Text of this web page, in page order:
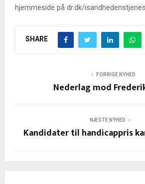
hjemmeside på dr.dk/
SHARE
FORRIGE NYHED
Nederlag mod
NÆSTE NYHED
Kandidater til handicappris